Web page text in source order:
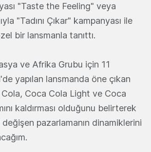
"Taste the Feeling" veya
"Tadını Çıkar" kampanyası ile
bir lansmanla tanıttı.
ve Afrika Grubu için 11
yapılan lansmanda öne çıkan
Cola, Coca Cola Light ve Coca
kaldırması olduğunu belirterek
pazarlamanın dinamiklerini